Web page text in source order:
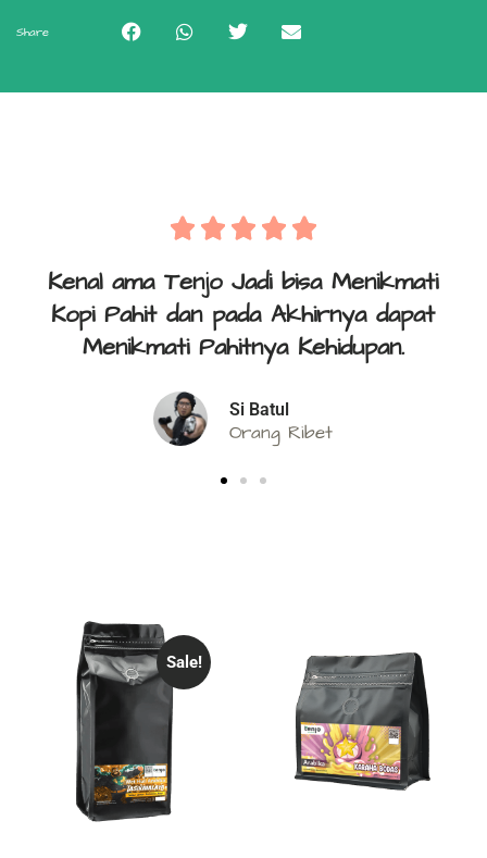
Share
    
bisa Menikmati
Akhirnya dapat
Kehidupan.
Sebelum Kenal Tenjo ,
namanya Kopi itu
Sale!